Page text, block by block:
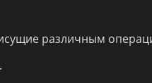
различным